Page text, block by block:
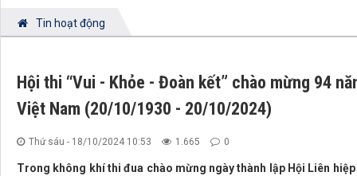
Tin hoạt động
Hội thi “Vui - Khỏe - Đoàn kết” chào mừng 94
Việt Nam (20/10/1930 - 20/10/2024)
Thứ sáu - 18/10/2024 10:53 1.665 0
Trong không khí thi đua chào mừng ngày thành lập Hội Liên